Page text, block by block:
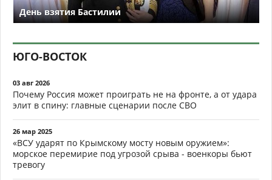
День взятия Бастилии
ЮГО-ВОСТОК
03 авг 2026
Почему Россия может проиграть не на фронте, а от удара
элит в спину: главные сценарии после СВО
26 мар 2025
«ВСУ ударят по Крымскому мосту новым оружием»:
морское перемирие под угрозой срыва - военкоры бьют
тревогу